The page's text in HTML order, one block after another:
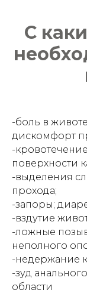
С
-боль в
дискомфорт
-
поверхности
-выделения
прохода;
-запоры;
-вздутие
-ложные
неполного
-недержание
-зуд
области